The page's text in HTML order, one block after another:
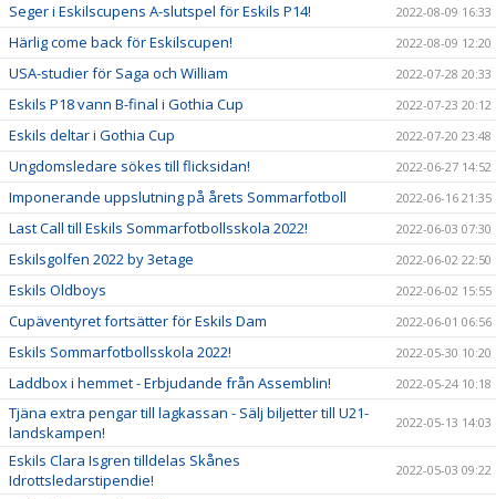
Seger i Eskilscupens A-slutspel för Eskils P14! 2022-08-09 16:33
Härlig come back för Eskilscupen! 2022-08-09 12:20
USA-studier för Saga och William 2022-07-28 20:33
Eskils P18 vann B-final i Gothia Cup 2022-07-23 20:12
Eskils deltar i Gothia Cup 2022-07-20 23:48
Ungdomsledare sökes till flicksidan! 2022-06-27 14:52
Imponerande uppslutning på årets Sommarfotboll 2022-06-16 21:35
Last Call till Eskils Sommarfotbollsskola 2022! 2022-06-03 07:30
Eskilsgolfen 2022 by 3etage 2022-06-02 22:50
Eskils Oldboys 2022-06-02 15:55
Cupäventyret fortsätter för Eskils Dam 2022-06-01 06:56
Eskils Sommarfotbollsskola 2022! 2022-05-30 10:20
Laddbox i hemmet - Erbjudande från Assemblin! 2022-05-24 10:18
Tjäna extra pengar till lagkassan - Sälj biljetter till U21-
landskampen!
2022-05-13 14:03
Eskils Clara Isgren tilldelas Skånes
Idrottsledarstipendie!
2022-05-03 09:22